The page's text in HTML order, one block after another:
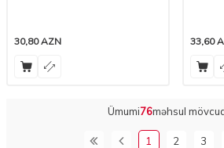
30,80AZN 33,60
Ümumi76məhsul
1 2 3